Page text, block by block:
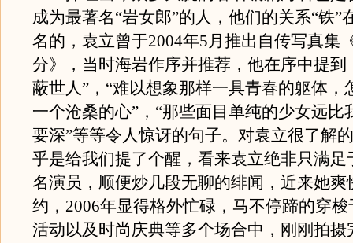
成为最著名“岩女郎”的人，他们的关系“铁”
名的，袁立曾于2004年5月推出自传写真集
分》，当时海岩作序并推荐，他在序中提到
蔽世人”，“难以想象那样一具青春的躯体，
一个沧桑的心”，“那些面目单纯的少女远比
要深”等等令人惊讶的句子。对袁立很了解
乎是给我们提了个醒，看来袁立绝非只满足
名演员，顺便炒几段无聊的绯闻，近来她爽
约，2006年显得格外忙碌，马不停蹄的穿
活动以及时尚庆典等多个场合中，刚刚拍摄